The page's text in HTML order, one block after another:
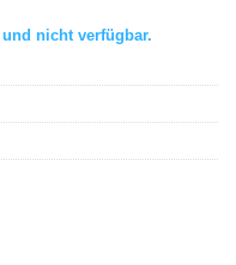
nicht verfügbar.